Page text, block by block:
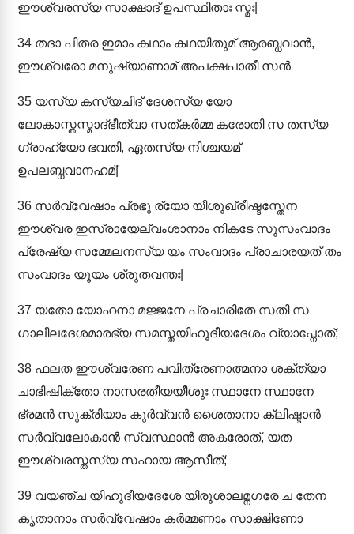
ഈശ്വരസ്യ സാക്ഷാദ് ഉപസ്ഥിതാഃ സ്മഃ|
34 തദാ പിതര ഇമാം കഥാം കഥയിതുമ് ആരബ്ധവാൻ,
ഈശ്വരോ മനുഷ്യാണാമ് അപക്ഷപാതീ സൻ
35 യസ്യ കസ്യചിദ് ദേശസ്യ യോ
ലോകാസ്തസ്മാദ്ഭീത്വാ സത്കർമ്മ കരോതി സ തസ്യ
ഗ്രാഹ്യോ ഭവതി, ഏതസ്യ നിശ്ചയമ്
ഉപലബ്ധവാനഹമ്|
36 സർവ്വേഷാം പ്രഭു ര്യോ യീശുഖ്രീഷ്ടസ്തേന
ഈശ്വര ഇസ്രായേല്വംശാനാം നികടേ സുസംവാദം
പ്രേഷ്യ സമ്മേലനസ്യ യം സംവാദം പ്രാചാരയത് തം
സംവാദം യൂയം ശ്രുതവന്തഃ|
37 യതോ യോഹനാ മജ്ജനേ പ്രചാരിതേ സതി സ
ഗാലീലദേശമാരഭ്യ സമസ്തയിഹൂദീയദേശം വ്യാപ്നോത്;
38 ഫലത ഈശ്വരേണ പവിത്രേണാത്മനാ ശക്ത്യാ
ചാഭിഷിക്തോ നാസരതീയയീശുഃ സ്ഥാനേ സ്ഥാനേ
ഭ്രമൻ സുക്രിയാം കുർവ്വൻ ശൈതാനാ ക്ലിഷ്ടാൻ
സർവ്വലോകാൻ സ്വസ്ഥാൻ അകരോത്, യത
ഈശ്വരസ്തസ്യ സഹായ ആസീത്;
39 വയഞ്ച യിഹൂദീയദേശേ യിരൂശാലമ്നഗരേ ച തേന
കൃതാനാം സർവ്വേഷാം കർമ്മണാം സാക്ഷിണോ